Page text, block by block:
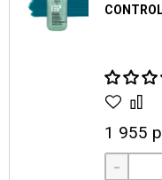
1 955
-